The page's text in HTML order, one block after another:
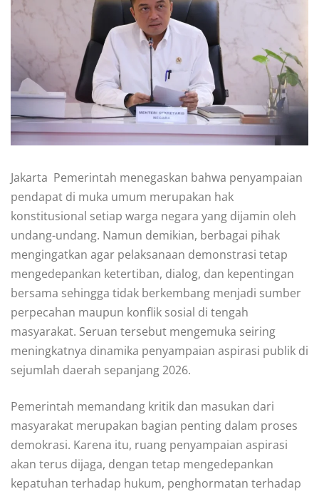
Jakarta  Pemerintah menegaskan bahwa penyampaian
pendapat di muka umum merupakan hak
konstitusional setiap warga negara yang dijamin oleh
undang-undang. Namun demikian, berbagai pihak
mengingatkan agar pelaksanaan demonstrasi tetap
mengedepankan ketertiban, dialog, dan kepentingan
bersama sehingga tidak berkembang menjadi sumber
perpecahan maupun konflik sosial di tengah
masyarakat. Seruan tersebut mengemuka seiring
meningkatnya dinamika penyampaian aspirasi publik di
sejumlah daerah sepanjang 2026.
Pemerintah memandang kritik dan masukan dari
masyarakat merupakan bagian penting dalam proses
demokrasi. Karena itu, ruang penyampaian aspirasi
akan terus dijaga, dengan tetap mengedepankan
kepatuhan terhadap hukum, penghormatan terhadap